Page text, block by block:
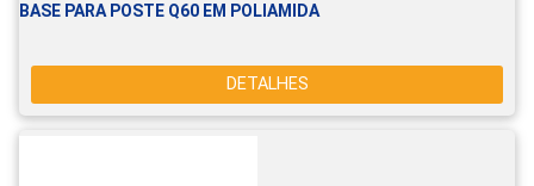
BASE PARA POSTE Q60 EM POLIAMIDA
DETALHES